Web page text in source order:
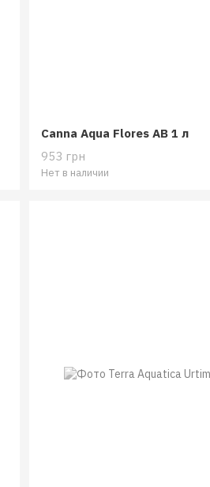
Canna Aqua Flores AB 1 л
953 грн
Нет в наличии